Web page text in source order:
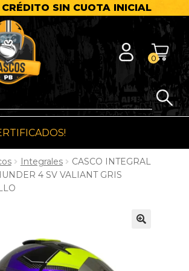
SIN CUOTA INICIAL
0
Integrales
CASCO INTEGRAL
4 SV VALIANT GRIS